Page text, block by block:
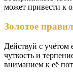
может привести к
Золотое
Действуй с учётом
чуткость и
вниманием к её